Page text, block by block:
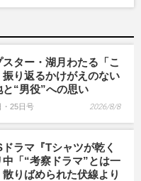
ター・湖月わたる「こ
り返るかけがえのない
と“男役”への思い
・25日号 2026/8/8
ラマ『Tシャツが乾く
中「“考察ドラマ”とは一
りばめられた伏線より